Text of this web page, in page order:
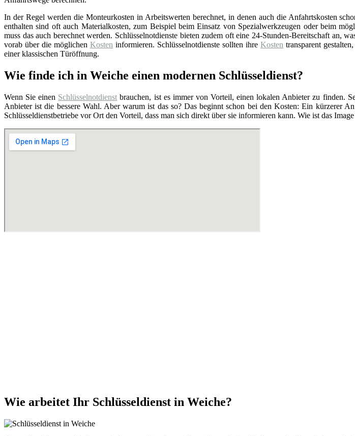
In der Regel werden die Monteurkosten in Arbeitswerten berechnet, in denen auch die Anfahrtskosten
enthalten sind oft auch Materialkosten, zum Beispiel beim Einsatz von Spezialwerkzeugen oder beim
muss das auch berechnet werden. Schlüsselnotdienste bieten zudem oft eine 24-Stunden-Bereitschaft an,
vorab über die möglichen Kosten informieren. Schlüsselnotdienste sollten ihre Kosten transparent
einer klassischen Türöffnung.
Wie finde ich in Weiche einen modernen Schlüsseldienst?
Wenn Sie einen Schlüsselnotdienst brauchen, ist es immer von Vorteil, einen lokalen Anbieter zu finden.
Anbieter ist die bessere Wahl. Aber warum ist das so? Das beginnt schon bei den Kosten: Ein kürzerer
Schlüsseldienstbetriebe vor Ort den Vorteil, dass man sich direkt über sie informieren kann. Wie ist das
Wie arbeitet Ihr Schlüsseldienst in Weiche?